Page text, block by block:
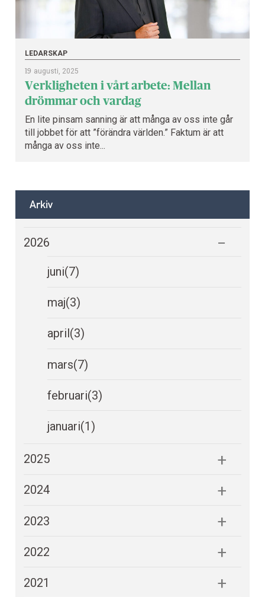
LEDARSKAP
19 augusti, 2025
Verkligheten i vårt arbete: Mellan
drömmar och vardag
En lite pinsam sanning är att många av oss inte går
till jobbet för att ”förändra världen.” Faktum är att
många av oss inte...
Arkiv
2026
juni(7)
maj(3)
april (3)
mars(7)
februari(3)
januari(1)
2025
2024
2023
2022
2021